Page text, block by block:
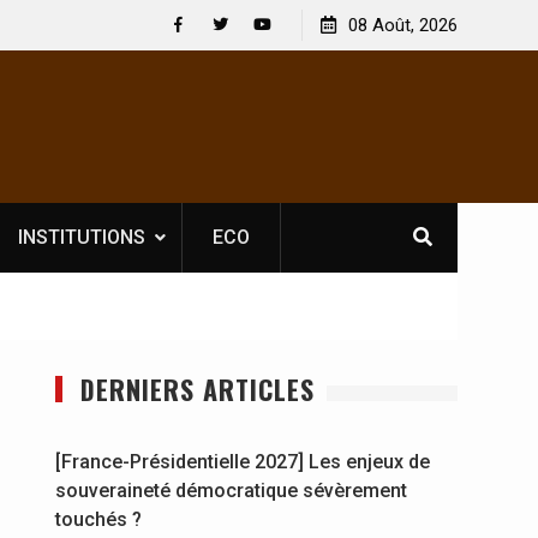
obligatoire pour les spectacles : En
l’opérateur culturel Soldat Jahboy se
[France-Présidentielle
souveraineté
08 Août, 2026
INSTITUTIONS ECO
DERNIERS ARTICLES
[France-Présidentielle 2027] Les enjeux de
souveraineté démocratique sévèrement
touchés ?